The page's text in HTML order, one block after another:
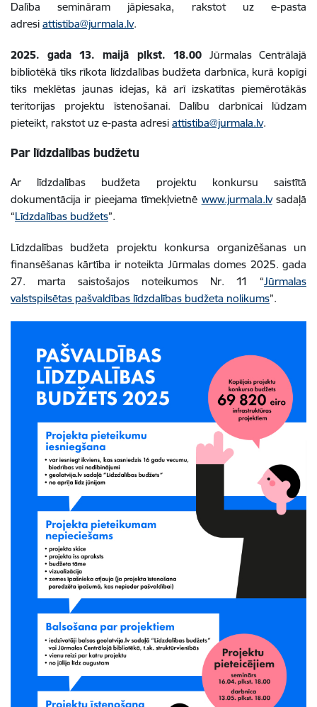
Dalība semināram jāpiesaka, rakstot uz e-pasta
adresi attistiba@jurmala.lv.
2025. gada 13. maijā plkst. 18.00 Jūrmalas Centrālajā
bibliotēkā tiks rīkota līdzdalības budžeta darbnīca, kurā kopīgi
tiks meklētas jaunas idejas, kā arī izskatītas piemērotākās
teritorijas projektu īstenošanai. Dalību darbnīcai lūdzam
pieteikt, rakstot uz e-pasta adresi attistiba@jurmala.lv.
Par līdzdalības budžetu
Ar līdzdalības budžeta projektu konkursu saistītā
dokumentācija ir pieejama tīmekļvietnē www.jurmala.lvsadaļā
“Līdzdalības budžets”.
Līdzdalības budžeta projektu konkursa organizēšanas un
finansēšanas kārtība ir noteikta Jūrmalas domes 2025. gada
27. marta saistošajos noteikumos Nr. 11 “Jūrmalas
valstspilsētas pašvaldības līdzdalības budžeta nolikums”.